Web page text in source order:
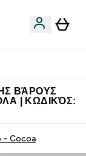
ΒΆΡΟΥΣ
| ΚΩΔΙΚΌΣ:
- Cocoa